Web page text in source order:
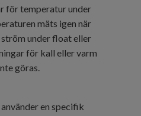
för temperatur under
mäts igen när
under float eller
för kall eller varm
göras.
en specifik